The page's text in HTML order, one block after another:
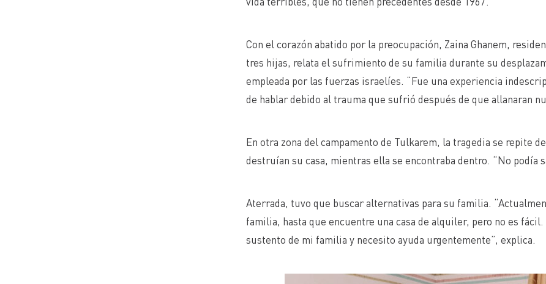
Con el corazón abatido por la preocupación, Zaina Ghanem,
tres hijas, relata el sufrimiento de su familia durante su
empleada por las fuerzas israelíes. “Fue una experiencia
de hablar debido al trauma que sufrió después de que allanaran
En otra zona del campamento de Tulkarem, la tragedia se repite
destruían su casa, mientras ella se encontraba dentro. “No podía
Aterrada, tuvo que buscar alternativas para su familia.
familia, hasta que encuentre una casa de alquiler, pero no es
sustento de mi familia y necesito ayuda urgentemente”, explica.